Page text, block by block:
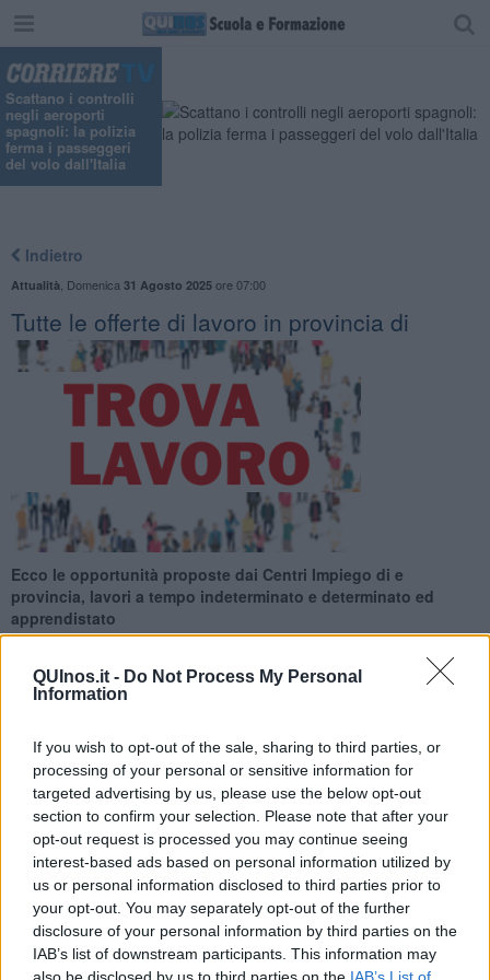
QUInos.it - Do Not Process My Personal
Information
If you wish to opt-out of the sale, sharing to third parties, or
processing of your personal or sensitive information for
targeted advertising by us, please use the below opt-out
section to confirm your selection. Please note that after your
opt-out request is processed you may continue seeing
interest-based ads based on personal information utilized by
us or personal information disclosed to third parties prior to
your opt-out. You may separately opt-out of the further
disclosure of your personal information by third parties on the
IAB’s list of downstream participants. This information may
also be disclosed by us to third parties on the IAB’s List of
Scattano i controlli
negli aeroporti
spagnoli: la polizia
ferma i passeggeri
del volo dall'Italia
Indietro
Attualità Domenica 31 Agosto 2025ore 07:00
​Tutte le offerte di lavoro in provincia di
Ecco le opportunità proposte dai Centri Impiego di e
provincia, lavori a tempo indeterminato e determinato ed
apprendistato
Ecco le opportunità proposte dai Centri Impiego di e provincia per
la settimana 35 del 2025 (dal 31 agosto 2025 al 06 settembre
2025), lavori a tempo indeterminato e determinato ed
apprendistato.
Per vedere tutte le offerte di lavoroCLICCA QUI
Questa settimana:
I lavori più richiesti